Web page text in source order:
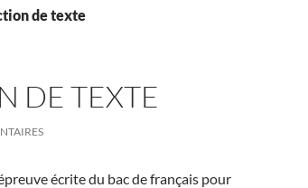
de texte
DE TEXTE
écrite du bac de français pour